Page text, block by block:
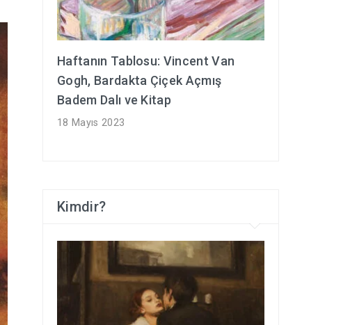
Haftanın Tablosu: Vincent Van
Gogh, Bardakta Çiçek Açmış
Badem Dalı ve Kitap
18 Mayıs 2023
Kimdir?